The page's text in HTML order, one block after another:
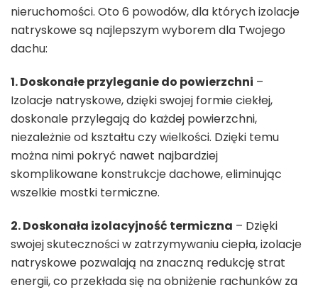
nieruchomości. Oto 6 powodów, dla których izolacje
natryskowe są najlepszym wyborem dla Twojego
dachu:
1. Doskonałe przyleganie do powierzchni –
Izolacje natryskowe, dzięki swojej formie ciekłej,
doskonale przylegają do każdej powierzchni,
niezależnie od kształtu czy wielkości. Dzięki temu
można nimi pokryć nawet najbardziej
skomplikowane konstrukcje dachowe, eliminując
wszelkie mostki termiczne.
2. Doskonała izolacyjność termiczna – Dzięki
swojej skuteczności w zatrzymywaniu ciepła, izolacje
natryskowe pozwalają na znaczną redukcję strat
energii, co przekłada się na obniżenie rachunków za